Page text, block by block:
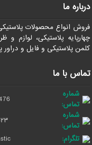
درباره ما
فروش انواع محصولات
چهارپایه پلاستیکی، لوازم و
کلمن پلاستیکی و فایل و دراور
تماس با ما
شماره
تماس:
شماره
تماس:
تلگرام: